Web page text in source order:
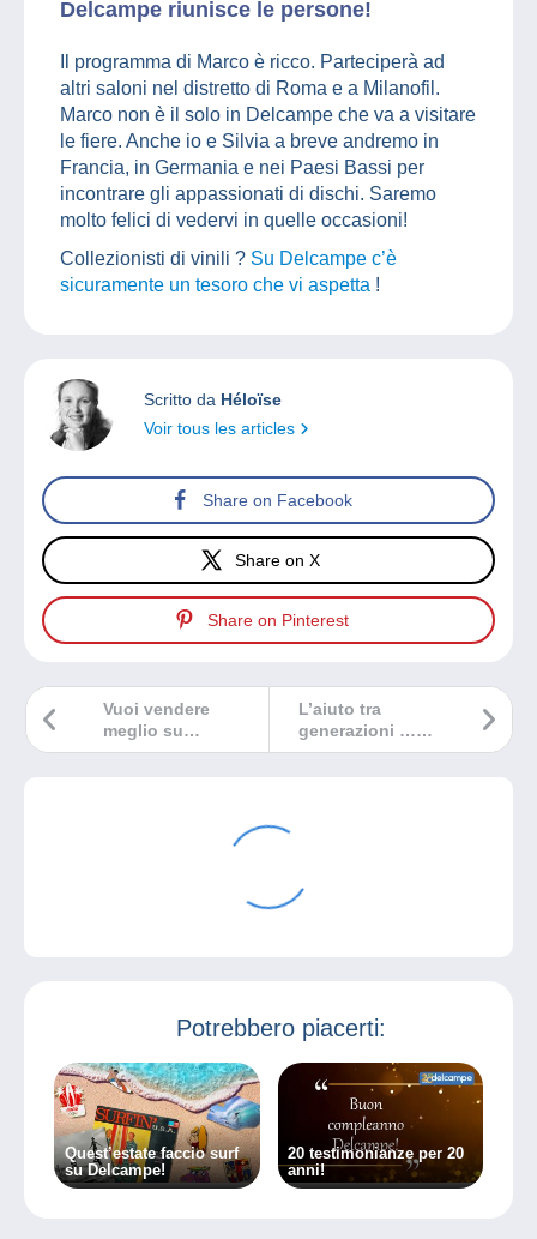
Delcampe riunisce le persone!
Il programma di Marco è ricco. Parteciperà ad
altri saloni nel distretto di Roma e a Milanofil.
Marco non è il solo in Delcampe che va a visitare
le fiere. Anche io e Silvia a breve andremo in
Francia, in Germania e nei Paesi Bassi per
incontrare gli appassionati di dischi. Saremo
molto felici di vedervi in quelle occasioni!
Collezionisti di vinili ? Su Delcampe c’è
sicuramente un tesoro che vi aspetta !
Scritto da Héloïse
Voir tous les articles
Share on Facebook
Share on X
Share on Pinterest
L’aiuto tra
generazioni …
perché tutti hanno
Vuoi vendere
meglio su
Delcampe? Tre
Potrebbero piacerti:
Quest’estate faccio surf
su Delcampe!
20 testimonianze per 20
anni!